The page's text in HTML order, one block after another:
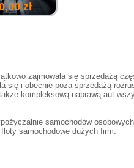
zł
zajmowała się sprzedażą
się i obecnie poza sprzedażą
kompleksową naprawą aut
samochodów
samochodowe dużych firm.